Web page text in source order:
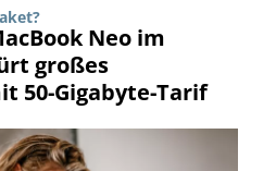
Neo im
großes
50-Gigabyte-Tarif